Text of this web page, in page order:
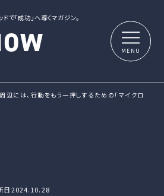
で「成功」へ導くマガジン。
辺には、行動をもう一押しするための「マイクロコピ
日2024.10.28